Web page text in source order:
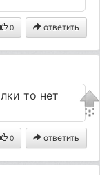
0 ответить
то нет
0 ответить